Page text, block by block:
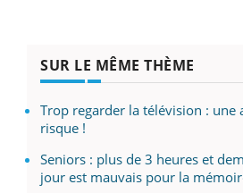
SUR LE MÊME THÈME
Trop regarder la télévision : une
risque !
Seniors : plus de 3 heures et
jour est mauvais pour la